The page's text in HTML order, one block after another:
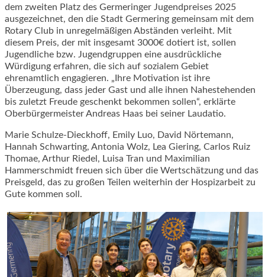
dem zweiten Platz des Germeringer Jugendpreises 2025
ausgezeichnet, den die Stadt Germering gemeinsam mit dem
Rotary Club in unregelmäßigen Abständen verleiht. Mit
diesem Preis, der mit insgesamt 3000€ dotiert ist, sollen
Jugendliche bzw. Jugendgruppen eine ausdrückliche
Würdigung erfahren, die sich auf sozialem Gebiet
ehrenamtlich engagieren. „Ihre Motivation ist ihre
Überzeugung, dass jeder Gast und alle ihnen Nahestehenden
bis zuletzt Freude geschenkt bekommen sollen“, erklärte
Oberbürgermeister Andreas Haas bei seiner Laudatio.
Marie Schulze-Dieckhoff, Emily Luo, David Nörtemann,
Hannah Schwarting, Antonia Wolz, Lea Giering, Carlos Ruiz
Thomae, Arthur Riedel, Luisa Tran und Maximilian
Hammerschmidt freuen sich über die Wertschätzung und das
Preisgeld, das zu großen Teilen weiterhin der Hospizarbeit zu
Gute kommen soll.